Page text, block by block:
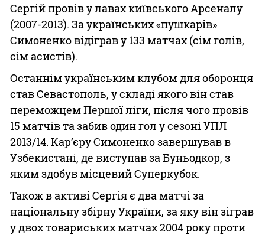
Сергій провів у лавах київського Арсеналу
(2007-2013). За українських «пушкарів»
Симоненко відіграв у 133 матчах (сім голів,
сім асистів).
Останнім українським клубом для оборонця
став Севастополь, у складі якого він став
переможцем Першої ліги, після чого провів
15 матчів та забив один гол у сезоні УПЛ
2013/14. Кар’єру Симоненко завершував в
Узбекистані, де виступав за Буньодкор, з
яким здобув місцевий Суперкубок.
Також в активі Сергія є два матчі за
національну збірну України, за яку він зіграв
у двох товариських матчах 2004 року проти